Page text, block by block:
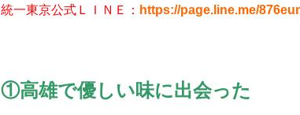
統一東京公式ＬＩＮＥ： https://page.line.me/
①高雄で優しい味に出会っ